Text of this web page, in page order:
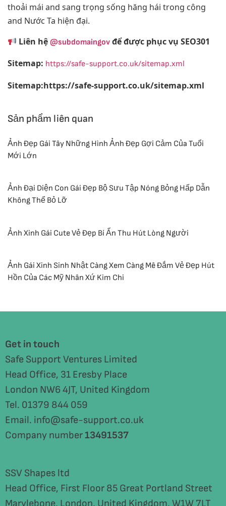
thoải mái and sang trọng sống hăng hái trong công
and Nước Ta hiện đại.
Liên hệ@subdomaingov để được phục vụ SEO301
Sitemap: https://safe-support.co.uk/sitemap.xml
Sitemap:https://safe-support.co.uk/sitemap.xml
Sản phẩm liên quan
Ảnh Đẹp Gái Tây Những Hình Ảnh Đẹp Gợi Cảm Của Tuổi
Mới Lớn
Ảnh Đại Diện Con Gái Đẹp Bộ Sưu Tập Nóng Bỏng Hấp Dẫn
Không Thể Bỏ Lỡ
Ảnh Xinh Gái Cute Vẻ Đẹp Bí Ẩn Thu Hút Lòng Người
Ảnh Gái Xinh Sinh Nhật Càng Xem Càng Mê Đắm Vẻ Đẹp Hút
Hồn Của Các Mỹ Nhân Xứ Kim Chi
Get in touch
Safe Support Ventures Limited
Head Office, 31 Eresby Place
London NW6 4JT, United Kingdom
Tel. 01379 844 059
Email. info@safe-support.co.uk
Company number13491537
SSV Shapes ltd
Head Office, First Floor 85 Great Portland Street
Marylebone, London, United Kingdom, W1W 7LT